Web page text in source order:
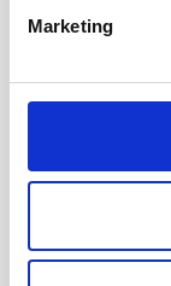
Marketing